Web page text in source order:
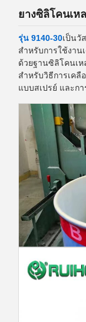
ยางซิลิโคนเห
รุ่น 9140-30เป็นวั
สำหรับการใช้งาน
ด้วยฐานซิลิโคนเ
สำหรับวิธีการเคลื
แบบสเปรย์ และก